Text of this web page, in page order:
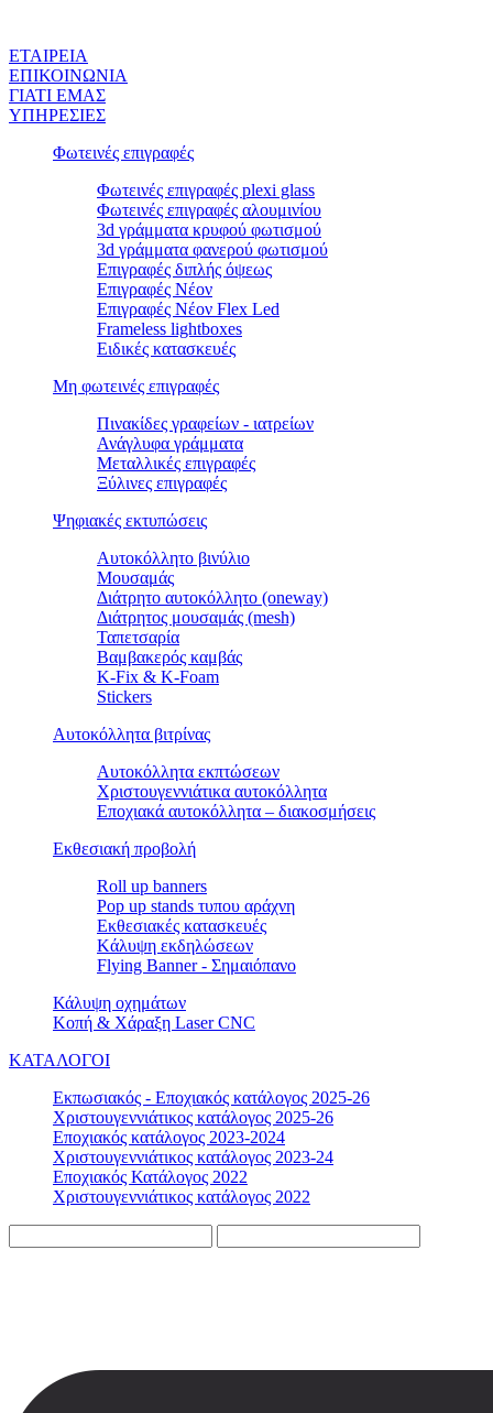
ΕΤΑΙΡEΙΑ
ΕΠΙΚΟΙΝΩΝΙΑ
ΓΙΑΤΙ ΕΜΑΣ
ΥΠΗΡΕΣΙΕΣ
Φωτεινές επιγραφές
Φωτεινές επιγραφές plexi glass
Φωτεινές επιγραφές αλουμινίου
3d γράμματα κρυφού φωτισμού
3d γράμματα φανερού φωτισμού
Επιγραφές διπλής όψεως
Επιγραφές Νέον
Επιγραφές Νέον Flex Led
Frameless lightboxes
Ειδικές κατασκευές
Μη φωτεινές επιγραφές
Πινακίδες γραφείων - ιατρείων
Ανάγλυφα γράμματα
Μεταλλικές επιγραφές
Ξύλινες επιγραφές
Ψηφιακές εκτυπώσεις
Αυτοκόλλητο βινύλιο
Μουσαμάς
Διάτρητο αυτοκόλλητο (oneway)
Διάτρητος μουσαμάς (mesh)
Ταπετσαρία
Βαμβακερός καμβάς
K-Fix & K-Foam
Stickers
Αυτοκόλλητα βιτρίνας
Αυτοκόλλητα εκπτώσεων
Xριστουγεννιάτικα αυτοκόλλητα
Εποχιακά αυτοκόλλητα – διακοσμήσεις
Εκθεσιακή προβολή
Roll up banners
Pop up stands τυπου αράχνη
Εκθεσιακές κατασκευές
Kάλυψη εκδηλώσεων
Flying Banner - Σημαιόπανο
Κάλυψη οχημάτων
Κοπή & Χάραξη Laser CNC
ΚΑΤΑΛΟΓΟΙ
Εκπωσιακός - Εποχιακός κατάλογος 2025-26
Χριστουγεννιάτικος κατάλογος 2025-26
Εποχιακός κατάλογος 2023-2024
Χριστουγεννιάτικος κατάλογος 2023-24
Εποχιακός Κατάλογος 2022
Χριστουγεννιάτικος κατάλογος 2022